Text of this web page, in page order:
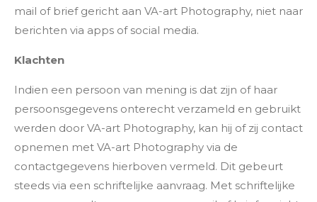
mail of brief gericht aan VA-art Photography, niet naar
berichten via apps of social media.
Klachten
Indien een persoon van mening is dat zijn of haar
persoonsgegevens onterecht verzameld en gebruikt
werden door VA-art Photography, kan hij of zij contact
opnemen met VA-art Photography via de
contactgegevens hierboven vermeld. Dit gebeurt
steeds via een schriftelijke aanvraag. Met schriftelijke